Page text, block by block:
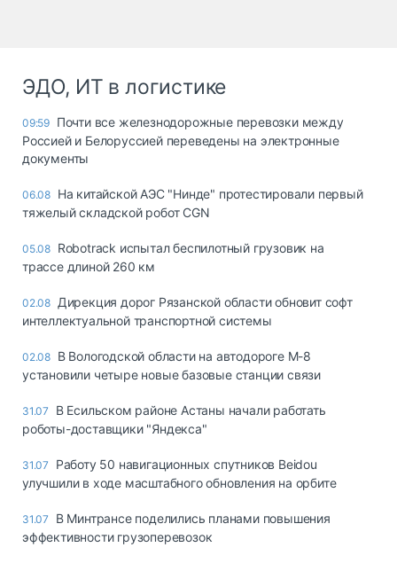
ЭДО, ИТ в логистике
09:59 Почти все железнодорожные перевозки между
Россией и Белоруссией переведены на электронные
документы
06.08 На китайской АЭС "Нинде" протестировали первый
тяжелый складской робот CGN
05.08 Robotrack испытал беспилотный грузовик на
трассе длиной 260 км
02.08 Дирекция дорог Рязанской области обновит софт
интеллектуальной транспортной системы
02.08 В Вологодской области на автодороге М-8
установили четыре новые базовые станции связи
31.07
В Есильском районе Астаны начали работать
роботы-доставщики "Яндекса"
31.07
Работу 50 навигационных спутников Beidou
улучшили в ходе масштабного обновления на орбите
31.07
В Минтрансе поделились планами повышения
эффективности грузоперевозок